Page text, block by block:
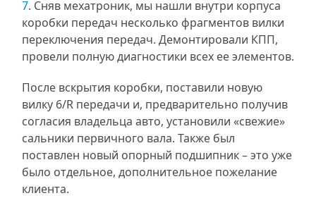
7. Сняв мехатроник, мы нашли внутри корпуса
коробки передач несколько фрагментов вилки
переключения передач. Демонтировали КПП,
провели полную диагностики всех ее элементов.
После вскрытия коробки, поставили новую
вилку 6/R передачи и, предварительно получив
согласия владельца авто, установили «свежие»
сальники первичного вала. Также был
поставлен новый опорный подшипник – это уже
было отдельное, дополнительное пожелание
клиента.